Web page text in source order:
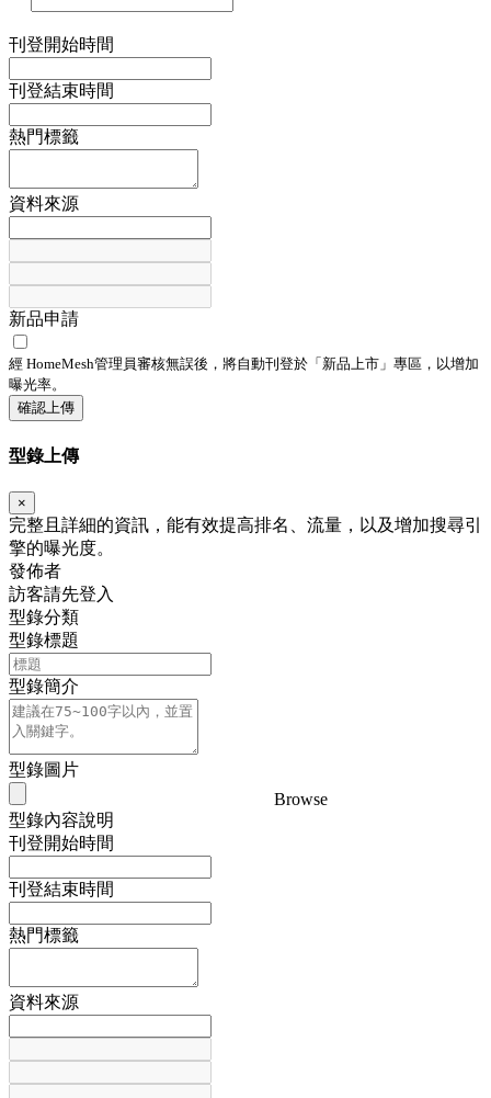
刊登開始時間
刊登結束時間
熱門標籤
資料來源
新品申請
經 HomeMesh管理員審核無誤後，將自動刊登於「 新品上市 」專區，以增加
曝光率。
確認上傳
型錄上傳
×
完整且詳細的資訊，能有效提高排名、流量，以及增加搜尋引
擎的曝光度。
發佈者
訪客請先登入
型錄分類
型錄標題
型錄簡介
型錄圖片
Browse
型錄內容說明
刊登開始時間
刊登結束時間
熱門標籤
資料來源